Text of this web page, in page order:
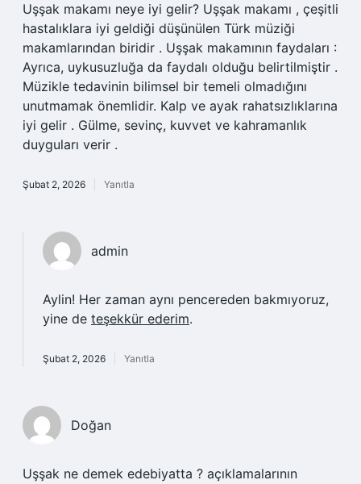
Uşşak makamı neye iyi gelir? Uşşak makamı , çeşitli
hastalıklara iyi geldiği düşünülen Türk müziği
makamlarından biridir . Uşşak makamının faydaları :
Ayrıca, uykusuzluğa da faydalı olduğu belirtilmiştir .
Müzikle tedavinin bilimsel bir temeli olmadığını
unutmamak önemlidir. Kalp ve ayak rahatsızlıklarına
iyi gelir . Gülme, sevinç, kuvvet ve kahramanlık
duyguları verir .
Şubat 2, 2026 Yanıtla
admin
Aylin! Her zaman aynı pencereden bakmıyoruz,
yine de teşekkür ederim.
Şubat 2, 2026 Yanıtla
Doğan
Uşşak ne demek edebiyatta ? açıklamalarının